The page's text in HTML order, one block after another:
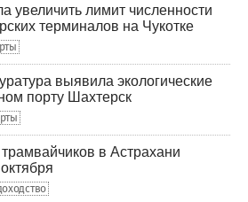
лимит численности
терминалов на Чукотке
выявила экологические
порту Шахтерск
в Астрахани